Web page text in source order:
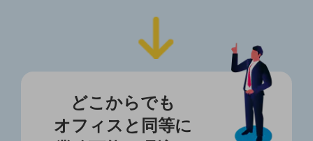
モバイル・音声
リモート・ハイブリッドワーク
どこからでも
オフィスと 同等に